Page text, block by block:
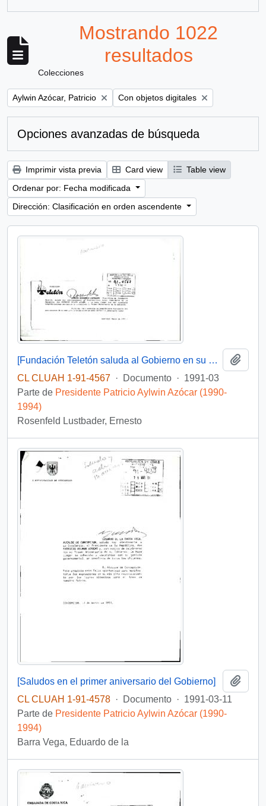
Mostrando 1022
resultados
Colecciones
Remove filter:
Aylwin Azócar, Patricio Remove filter:
Con objetos digitales
Opciones avanzadas de búsqueda
Imprimir vista previa Card view
Table view
Ordenar por: Fecha modificada
Dirección: Clasificación en orden ascendente
[Fundación Teletón saluda al Gobierno en su primer aniversario]
CL CLUAH 1-91-4567 · Documento · 1991-03
Parte de Presidente Patricio Aylwin Azócar (1990-
1994)
Rosenfeld Lustbader, Ernesto
[Saludos en el primer aniversario del Gobierno]
CL CLUAH 1-91-4578 · Documento · 1991-03-11
Parte de Presidente Patricio Aylwin Azócar (1990-
1994)
Barra Vega, Eduardo de la